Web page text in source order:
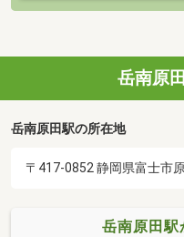
岳南原
岳南原田駅の所在地
〒417-0852 静岡県富士市
岳南原田駅